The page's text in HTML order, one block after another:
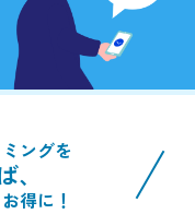
ングを
得に！